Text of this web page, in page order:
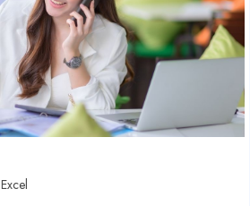
Excel